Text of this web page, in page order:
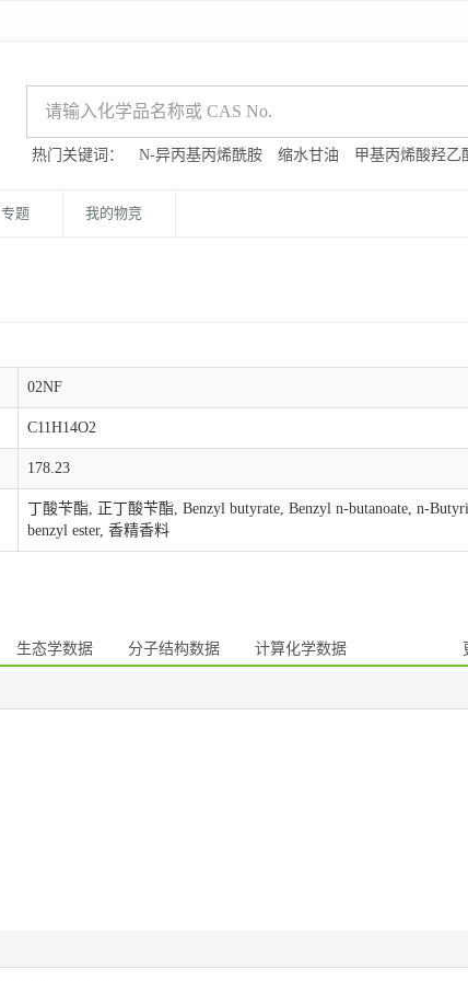
热门关键词： N-异丙基丙烯酰胺 缩水甘油 甲基丙烯酸羟乙
专题 我的物竞
02NF
C11H14O2
178.23
丁酸苄酯, 正丁酸苄酯, Benzyl butyrate, Benzyl n-butanoate, n-
benzyl ester, 香精香料
生态学数据 分子结构数据 计算化学数据